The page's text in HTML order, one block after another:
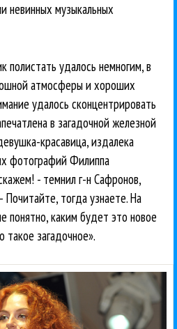
невинных музыкальных
полистать удалось немногим, в
атмосферы и хороших
удалось сконцентрировать
в загадочной железной
красавица, издалека
фотографий Филиппа
- темнил г-н Сафронов,
тогда узнаете. На
понятно, каким будет это новое
загадочное».